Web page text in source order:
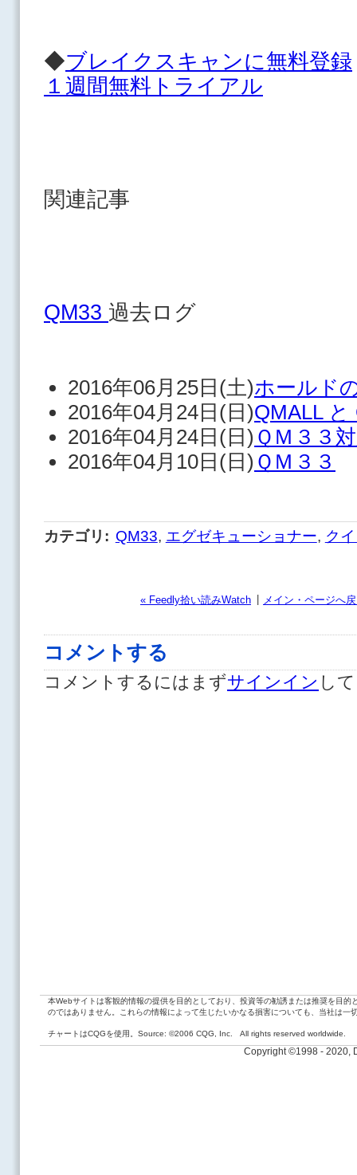
◆ブレイクスキャンに無料登録
１週間無料トライアル
関連記事
QM33 過去ログ
2016年06月25日(土)ホールド
2016年04月24日(日)QMALL と
2016年04月24日(日) ＱＭ３３
2016年04月10日(日) ＱＭ３３
カテゴリ : QM33, エグゼキューショナー, ク
« Feedly拾い読みWatch メイン・ページへ
コメントする
コメントするにはまずサインイン し
本Webサイトは客観的情報の提供を目的としており、投資等の勧誘または推奨を目
のではありません。これらの情報によって生じたいかなる損害についても、当社は一
チャートはCQGを使用。Source: ©2006 CQG, Inc. All rights reserved worldwide.
Copyright ©1998 - 2020,